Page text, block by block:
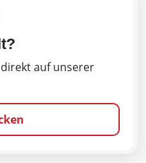
auf unserer